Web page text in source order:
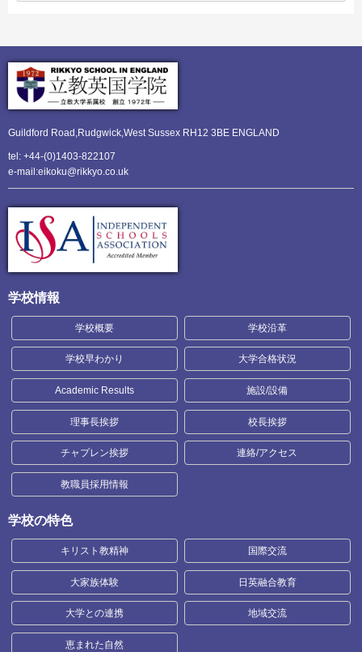
Guildford Road,Rudgwick,West Sussex RH12 3BE ENGLAND
tel: +44-(0)1403-822107
e-mail:eikoku@rikkyo.co.uk
学校情報
学校概要 学校沿革
学校早わかり 大学合格状況
Academic Results 施設/設備
理事長挨拶 校長挨拶
チャプレン挨拶 連絡/アクセス
教職員採用情報
学校の特色
キリスト教精神 国際交流
大家族体験 日英融合教育
大学との連携 地域交流
恵まれた自然